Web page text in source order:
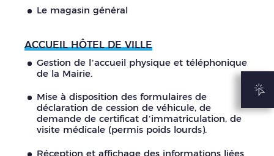
Le magasin général
ACCUEIL HÔTEL DE VILLE
Gestion de l’accueil physique et téléphonique
de la Mairie.
Mise à disposition des formulaires de
déclaration de cession de véhicule, de
demande de certificat d’immatriculation, de
visite médicale (permis poids lourds).
Réception et affichage des informations liées